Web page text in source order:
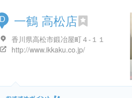
D 一鶴 高松店
香川県高松市鍛冶屋町４-１１
http://www.ikkaku.co.jp/